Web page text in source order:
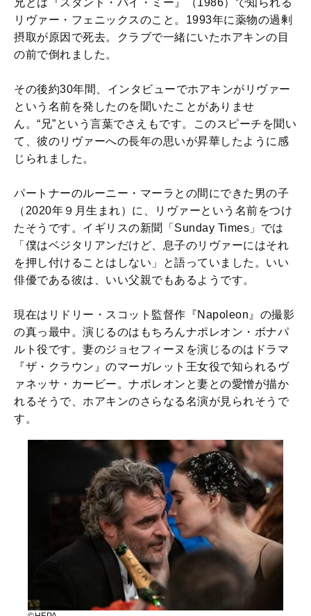
兄とは『スタンド・バイ・ミー』（1986）で知られる
リヴァー・フェニックスのこと。1993年に薬物の過剰
摂取が原因で死去。クラブで一緒にいたホアキンの目
の前で倒れました。
その後約30年間、インタビューでホアキンがリヴァー
という名前を発したのを聞いたことがありませ
ん。“兄”という言葉でさえもです。このスピーチを聞い
て、彼のリヴァーへの長年の思いが昇華したように感
じられました。
パートナーのルーニー・マーラとの間にできた男の子
（2020年９月生まれ）に、リヴァーという名前をつけ
たそうです。イギリスの新聞「Sunday Times」では
「僕はベジタリアンだけど、息子のリヴァーにはそれ
を押し付けることはしない」と語っていました。いい
俳優である彼は、いい父親でもあるようです。
現在はリドリー・スコット監督作『Napoleon』の撮影
の真っ最中。演じるのはもちろんナポレオン・ボナパ
ルト役です。妻のジョセフィーヌを演じるのはドラマ
『ザ・クラウン』のマーガレット王女役で知られるヴ
ァネッサ・カービー。ナポレオンと妻との愛憎が描か
れるそうで、ホアキンのさらなる名演が見られそうで
す。